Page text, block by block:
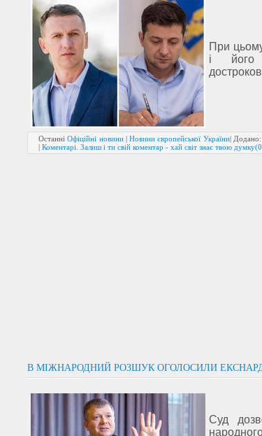
При
і його
ОстанніОфіційні новини|Новини європейської України|
| Коментарі. Залиш і ти свій коментар - хай світ знає твою
В МІЖНАРОДНИЙ РОЗШУК ОГОЛОСИЛИ
Суд